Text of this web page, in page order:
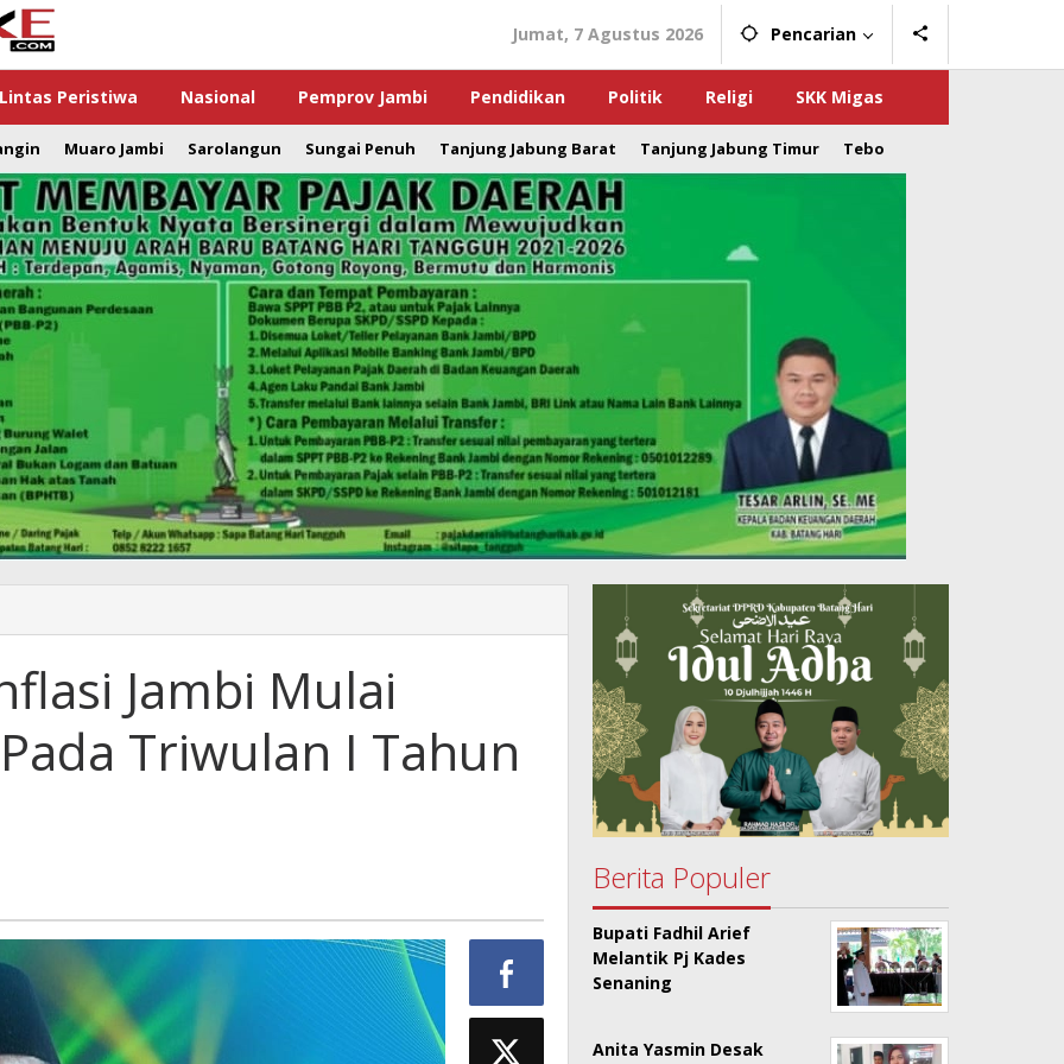
Jumat, 7 Agustus 2026 Pencarian
Lintas Peristiwa Nasional Pemprov Jambi Pendidikan Politik Religi SKK Migas
Muaro Jambi Sarolangun Sungai Penuh Tanjung Jabung Barat Tanjung Jabung Timur Tebo
Jambi Mulai
Triwulan I Tahun
Berita Populer
Bupati Fadhil Arief
Melantik Pj Kades
Senaning
Anita Yasmin Desak